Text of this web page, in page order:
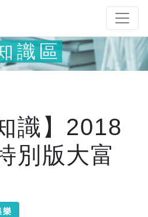
識區
識】2018
別版大富
樂